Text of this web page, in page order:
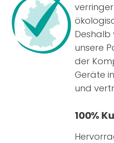
Deshalb
unsere
der
Geräte
und
100%